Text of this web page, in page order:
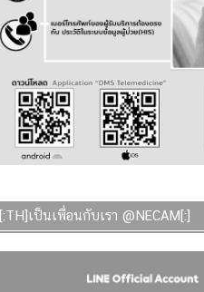
[:TH]เป็นเพื่อนกับเรา @NECAM[:]